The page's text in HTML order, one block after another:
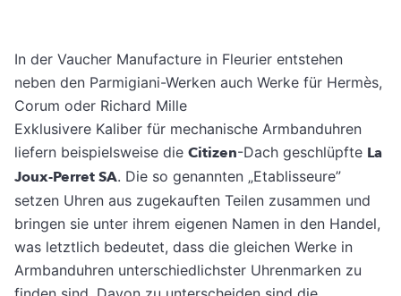
In der Vaucher Manufacture in Fleurier entstehen
neben den Parmigiani-Werken auch Werke für Hermès,
Corum oder Richard Mille
Exklusivere Kaliber für mechanische Armbanduhren
liefern beispielsweise die Citizen-Dach geschlüpfte La
Joux-Perret SA. Die so genannten „Etablisseure”
setzen Uhren aus zugekauften Teilen zusammen und
bringen sie unter ihrem eigenen Namen in den Handel,
was letztlich bedeutet, dass die gleichen Werke in
Armbanduhren unterschiedlichster Uhrenmarken zu